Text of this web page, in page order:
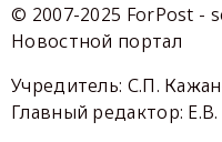
© 2007-2025 ForPost -
Новостной портал
Учредитель: С.П.
Главный редактор: